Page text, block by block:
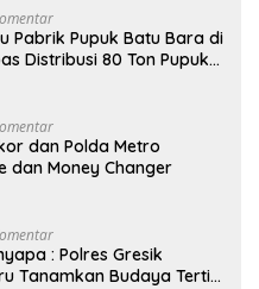
Pabrik Pupuk Batu Bara di
Distribusi 80 Ton Pupuk
dan Polda Metro
dan Money Changer
: Polres Gresik
Tanamkan Budaya Tertib